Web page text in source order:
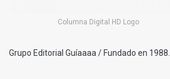
Columna Digital HD Logo
Grupo Editorial Guíaaaa / Fundado en 1988.